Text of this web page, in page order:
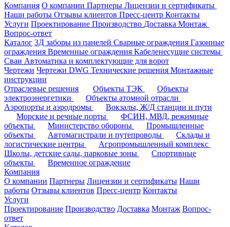
Компания О компании Партнеры Лицензии и сертификаты
Наши работы Отзывы клиентов Пресс-центр Контакты
Услуги Проектирование Производство Доставка Монтаж
Вопрос-ответ
Каталог 3Д заборы из панелей Сварные ограждения Газонные
ограждения Временные ограждения Кабеленесущие системы
Cваи Автоматика и комплектующие для ворот
Чертежи Чертежи DWG Технические решения Монтажные
инструкции
Отраслевые решения
Объекты ТЭК
Объекты
электроэнергетики
Объекты атомной отрасли
Аэропорты и аэродромы
Вокзалы, Ж/Д станции и пути
Морские и речные порты
ФСИН, МВД, режимные
объекты
Министерство обороны
Промышленные
объекты
Автомагистрали и путепроводы
Склады и
логистические центры
Агропромышленный комплекс
Школы, детские сады, парковые зоны
Спортивные
объекты
Временное ограждение
Компания
О компании Партнеры Лицензии и сертификаты Наши
работы Отзывы клиентов Пресс-центр Контакты
Услуги
Проектирование Производство Доставка Монтаж Вопрос-
ответ